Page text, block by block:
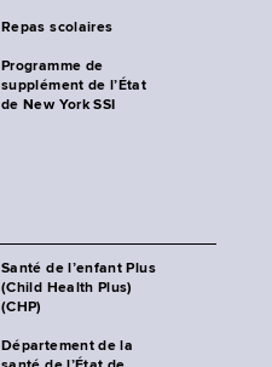
Repas scolaires
Programme de
supplément de l’État
de New York SSI
Santé de l’enfant Plus
(Child Health Plus)
(CHP)
Département de la